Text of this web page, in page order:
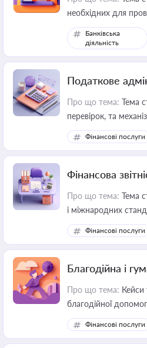
необхідних для
Банківська
діяльність
Податкове
Про що тема: Тема
перевірок, та
Фінансові послуги
Фінансова
Про що тема: Тема
і міжнародних
Фінансові послуги
Благодійна і
Про що тема: Кейси
благодійної
Фінансові послуги